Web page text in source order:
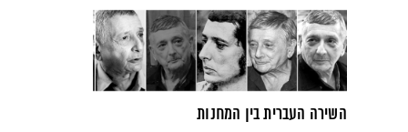
השירה העברית בין המחנות